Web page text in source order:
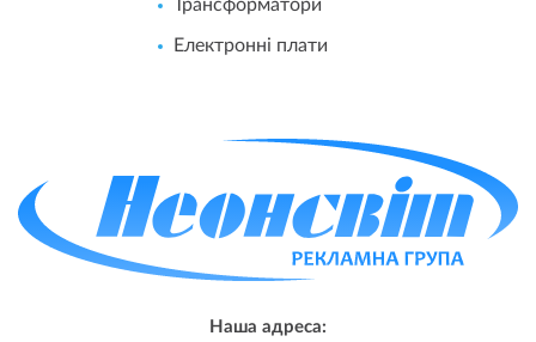
Трансформатори
Електронні плати
Наша адреса: